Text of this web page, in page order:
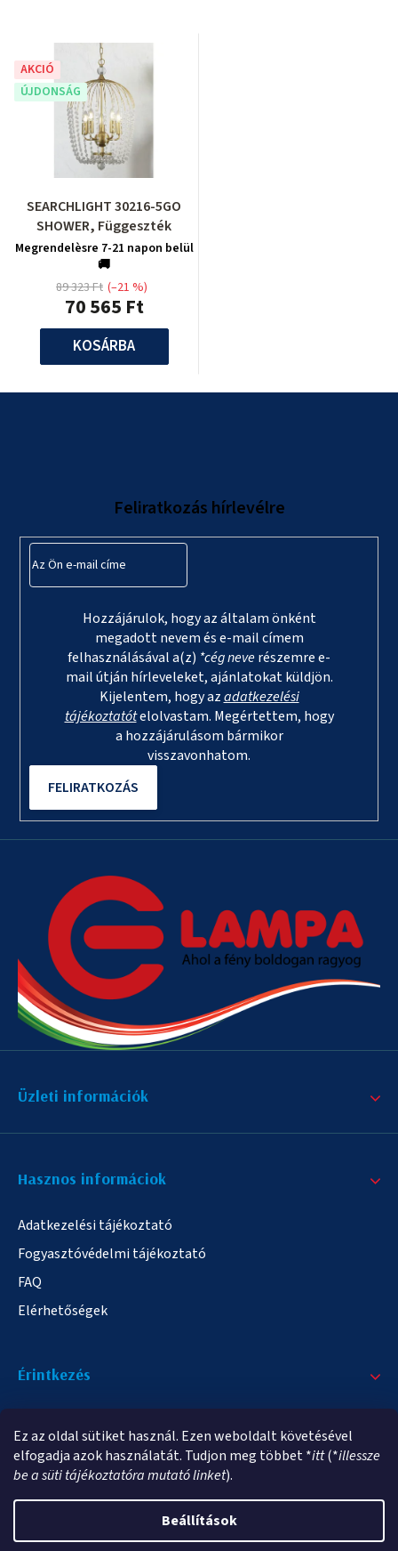
Ez az oldal sütiket használ. Ezen weboldalt követésével
elfogadja azok használatát. Tudjon meg többet *itt(*illessze
be a süti tájékoztatóra mutató linket).
Beállítások
AKCIÓ
ÚJDONSÁG
SEARCHLIGHT 30216-5GO
SHOWER, Függeszték
Megrendelèsre 7-21 napon belül
🚚
70 565 Ft
89 323 Ft (–21 %)
KOSÁRBA
Feliratkozás hírlevélre
Hozzájárulok, hogy az általam önként
megadott nevem és e-mail címem
felhasználásával a(z) *cég neverészemre e-
mail útján hírleveleket, ajánlatokat küldjön.
Kijelentem, hogy azadatkezelési
tájékoztatótelolvastam. Megértettem, hogy
a hozzájárulásom bármikor
visszavonhatom.
FELIRATKOZÁS
Üzleti információk
Hasznos informáciok
Adatkezelési tájékoztató
Fogyasztóvédelmi tájékoztató
FAQ
Elérhetőségek
Érintkezés
info@elampa.hu
elampa.hu. Minden jog fenntartva.